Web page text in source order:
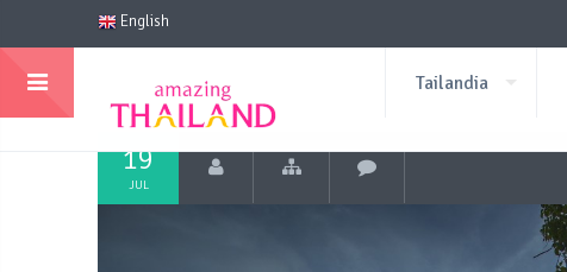
English
Tailandia
19
JUL